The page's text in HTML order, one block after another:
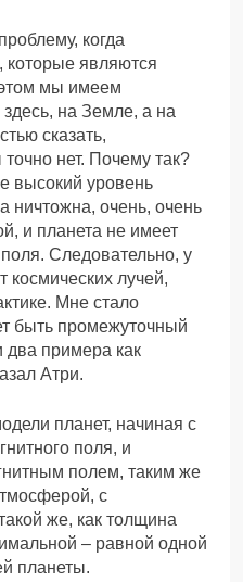
когда
являются
мы имеем
на Земле, а на
сказать,
нет. Почему так?
высокий уровень
ничтожна, очень, очень
и планета не имеет
Следовательно, у
космических лучей,
Мне стало
быть промежуточный
два примера как
Атри.
планет, начиная с
поля, и
полем, таким же
с
же, как толщина
– равной одной
планеты.